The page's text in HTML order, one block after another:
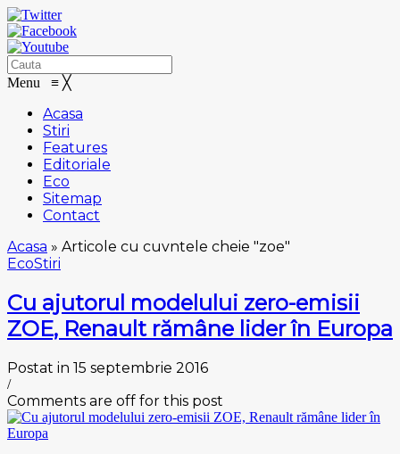
Menu ≡ ╳
Acasa
Stiri
Features
Editoriale
Eco
Sitemap
Contact
Acasa » Articole cu cuvntele cheie "zoe"
EcoStiri
Cu ajutorul modelului zero-emisii
ZOE, Renault rămâne lider în Europa
Postat in 15 septembrie 2016
/
Comments are off for this post